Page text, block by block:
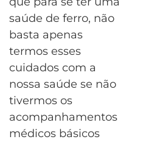
saúde de ferro, não
basta apenas
termos esses
cuidados com a
nossa saúde se não
tivermos os
acompanhamentos
médicos básicos